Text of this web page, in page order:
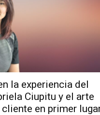
la experiencia del
Ciupitu y el arte
cliente en primer